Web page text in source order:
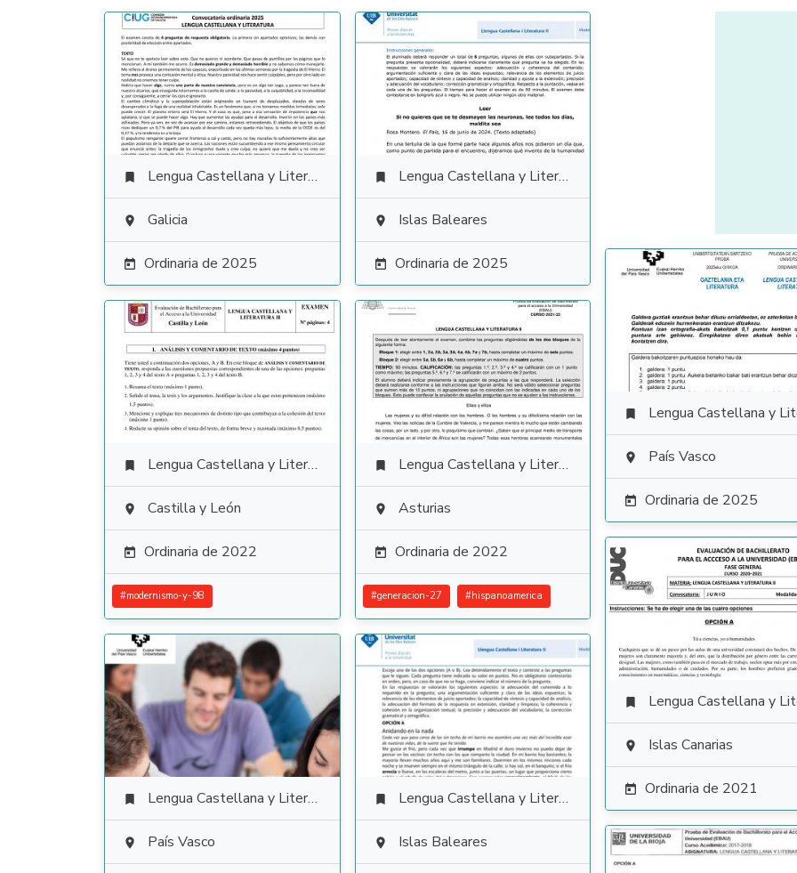
 Lengua Castellana y Literatura
 Galicia
 Ordinaria de 2025
 Lengua Castellana y Literatura
 Islas Baleares
 Ordinaria de 2025
 Lengua Castellana y
 País Vasco
 Ordinaria de 2025
 Lengua Castellana y Literatura
 Castilla y León
 Ordinaria de 2022
#modernismo-y-98
 Lengua Castellana y Literatura
 Asturias
 Ordinaria de 2022
#generacion-27 #hispanoamerica
 Lengua Castellana y
 Islas Canarias
 Ordinaria de 2021
 Lengua Castellana y Literatura
 País Vasco
 Lengua Castellana y Literatura
 Islas Baleares